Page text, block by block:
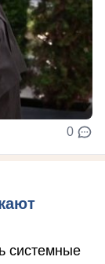
0
системные